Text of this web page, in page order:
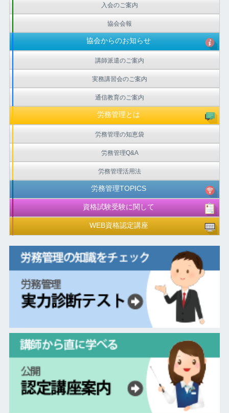
入会のご案内
協会会報
協会からのお知らせ
講師派遣のご案内
実務講習会のご案内
通信教育のご案内
労務管理とは
労務管理の知恵袋
労務管理Q&A
労務管理活用法
労務管理TOPICS
資格試験受験に関して
WEB資格認定講座